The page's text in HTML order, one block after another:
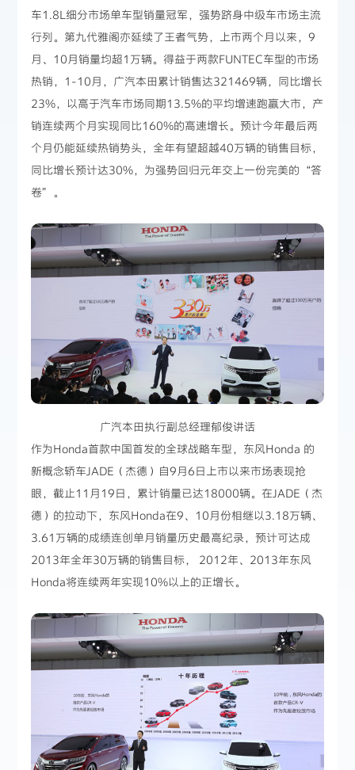
车1.8L细分市场单车型销量冠军，强势跻身中级车市场主流
行列。第九代雅阁亦延续了王者气势，上市两个月以来，9
月、10月销量均超1万辆。得益于两款FUNTEC车型的市场
热销，1-10月，广汽本田累计销售达321469辆，同比增长
23%，以高于汽车市场同期13.5%的平均增速跑赢大市，产
销连续两个月实现同比160%的高速增长。预计今年最后两
个月仍能延续热销势头，全年有望超越40万辆的销售目标，
同比增长预计达30%，为强势回归元年交上一份完美的“答
卷”。
广汽本田执行副总经理郁俊讲话
作为Honda首款中国首发的全球战略车型，东风Honda 的
新概念轿车JADE（杰德）自9月6日上市以来市场表现抢
眼，截止11月19日，累计销量已达18000辆。在JADE（杰
德）的拉动下，东风Honda在9、10月份相继以3.18万辆、
3.61万辆的成绩连创单月销量历史最高纪录，预计可达成
2013年全年30万辆的销售目标， 2012年、2013年东风
Honda将连续两年实现10%以上的正增长。